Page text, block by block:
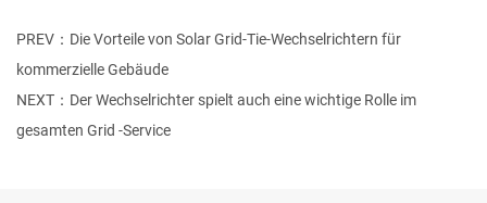
PREV：Die Vorteile von Solar Grid-Tie-Wechselrichtern für
kommerzielle Gebäude
NEXT：Der Wechselrichter spielt auch eine wichtige Rolle im
gesamten Grid -Service